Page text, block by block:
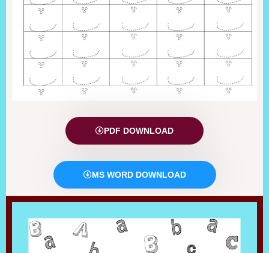
PDF DOWNLOAD
MS WORD DOWNLOAD